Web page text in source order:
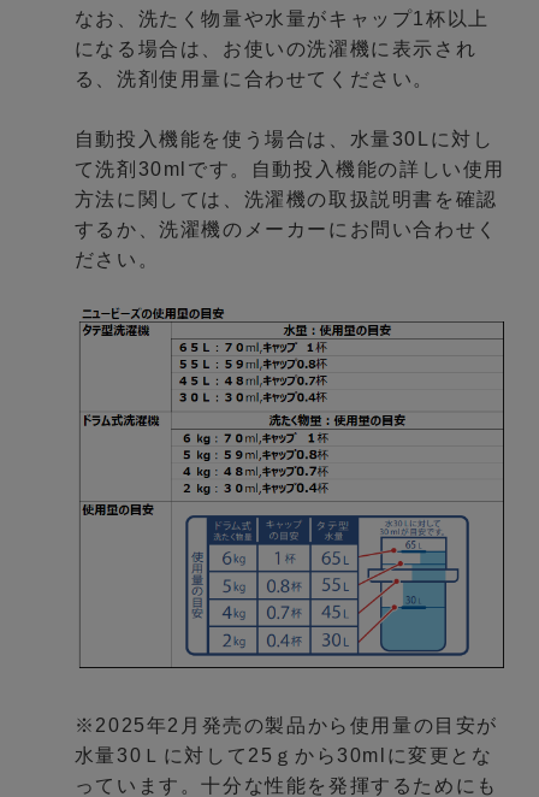
なお、洗たく物量や水量がキャップ1杯以上
になる場合は、お使いの洗濯機に表示され
る、洗剤使用量に合わせてください。
自動投入機能を使う場合は、水量30Lに対し
て洗剤30mlです。自動投入機能の詳しい使用
方法に関しては、洗濯機の取扱説明書を確認
するか、洗濯機のメーカーにお問い合わせく
ださい。
※2025年2月発売の製品から使用量の目安が
水量30Ｌに対して25ｇから30mlに変更とな
っています。十分な性能を発揮するためにも